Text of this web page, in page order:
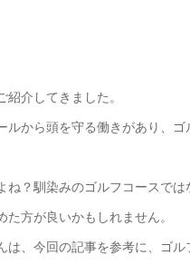
介してきました。
から頭を守る働きがあり、
？馴染みのゴルフコースで
方が良いかもしれません。
、今回の記事を参考に、ゴ